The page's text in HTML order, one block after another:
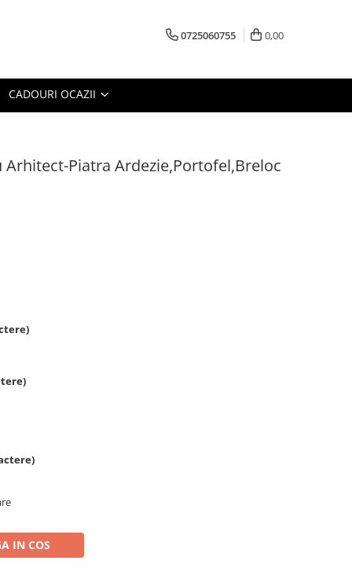
0725060755 0,00
CADOURI OCAZII
Arhitect-Piatra Ardezie,Portofel,Breloc
IN COS